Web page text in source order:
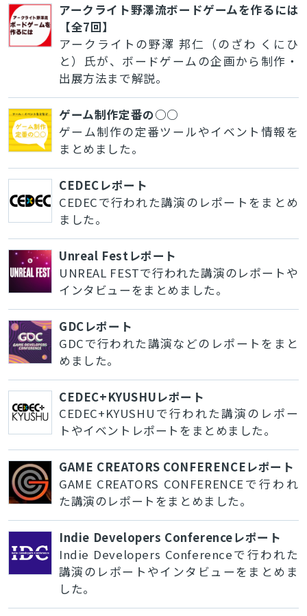
アークライト野澤流ボードゲームを作るには
【全7回】
アークライトの野澤 邦仁（のざわ くにひ
と）氏が、ボードゲームの企画から制作・
出展方法まで解説。
ゲーム制作定番の○○
ゲーム制作の定番ツールやイベント情報を
まとめました。
CEDECレポート
CEDECで行われた講演のレポートをまとめ
ました。
Unreal Festレポート
UNREAL FESTで行われた講演のレポートや
インタビューをまとめました。
GDCレポート
GDCで行われた講演などのレポートをまと
めました。
CEDEC+KYUSHUレポート
CEDEC+KYUSHUで行われた講演のレポー
トやイベントレポートをまとめました。
GAME CREATORS CONFERENCEレポート
GAME CREATORS CONFERENCEで行われ
た講演のレポートをまとめました。
Indie Developers Conferenceレポート
Indie Developers Conferenceで行われた
講演のレポートやインタビューをまとめま
した。